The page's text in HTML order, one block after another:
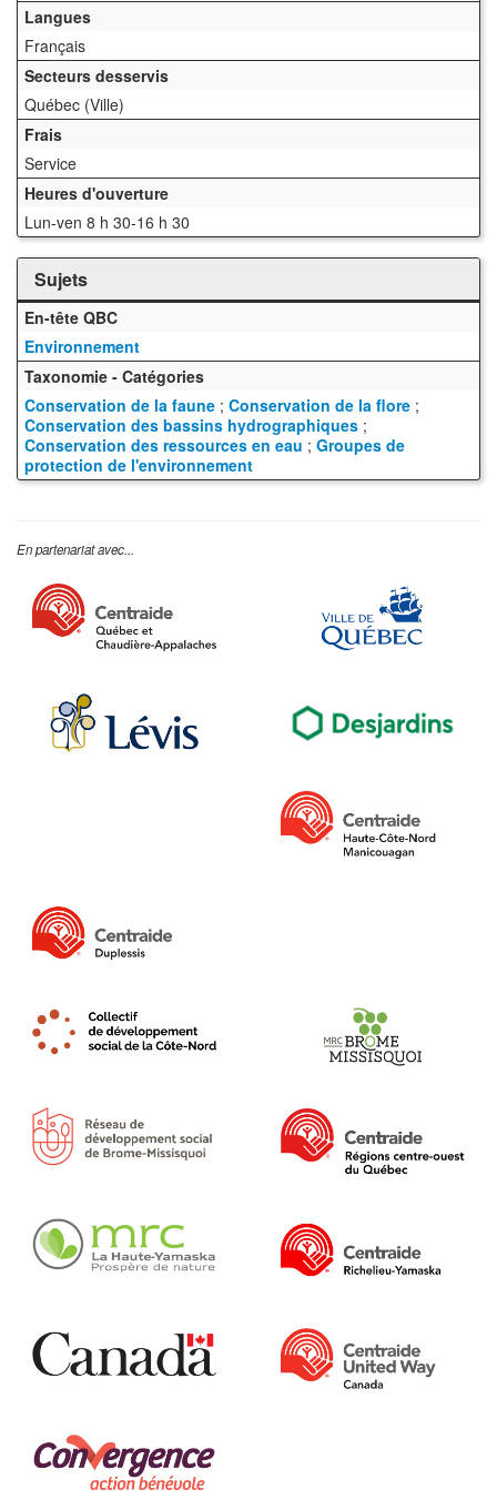
Langues
Français
Secteurs desservis
Québec (Ville)
Frais
Service
Heures d'ouverture
Lun-ven 8 h 30-16 h 30
Sujets
En-tête QBC
Environnement
Taxonomie - Catégories
Conservation de la faune ; Conservation de la flore ;
Conservation des bassins hydrographiques ;
Conservation des ressources en eau ; Groupes de
protection de l'environnement
En partenariat avec...